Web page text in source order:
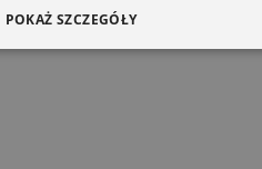
POKAŻ SZCZEGÓŁY